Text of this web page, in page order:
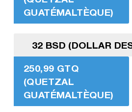
GUATÉMALTÈQUE)
32 BSD (DOLLAR
250,99 GTQ
(QUETZAL
GUATÉMALTÈQUE)